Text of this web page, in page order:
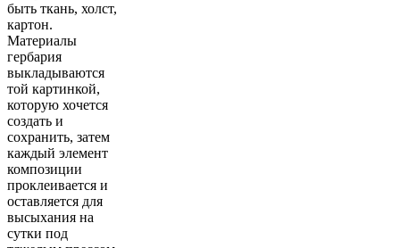
быть ткань, холст,
картон.
Материалы
гербария
выкладываются
той картинкой,
которую хочется
создать и
сохранить, затем
каждый элемент
композиции
проклеивается и
оставляется для
высыхания на
сутки под